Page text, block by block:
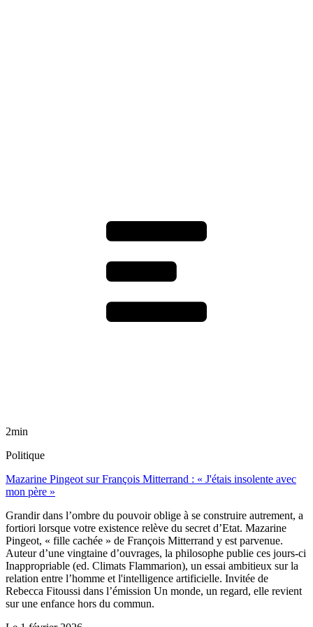
2min
Politique
Mazarine Pingeot sur François Mitterrand : « J'étais insolente avec
mon père »
Grandir dans l’ombre du pouvoir oblige à se construire autrement, a
fortiori lorsque votre existence relève du secret d’Etat. Mazarine
Pingeot, « fille cachée » de François Mitterrand y est parvenue.
Auteur d’une vingtaine d’ouvrages, la philosophe publie ces jours-ci
Inappropriable (ed. Climats Flammarion), un essai ambitieux sur la
relation entre l’homme et l'intelligence artificielle. Invitée de
Rebecca Fitoussi dans l’émission Un monde, un regard, elle revient
sur une enfance hors du commun.